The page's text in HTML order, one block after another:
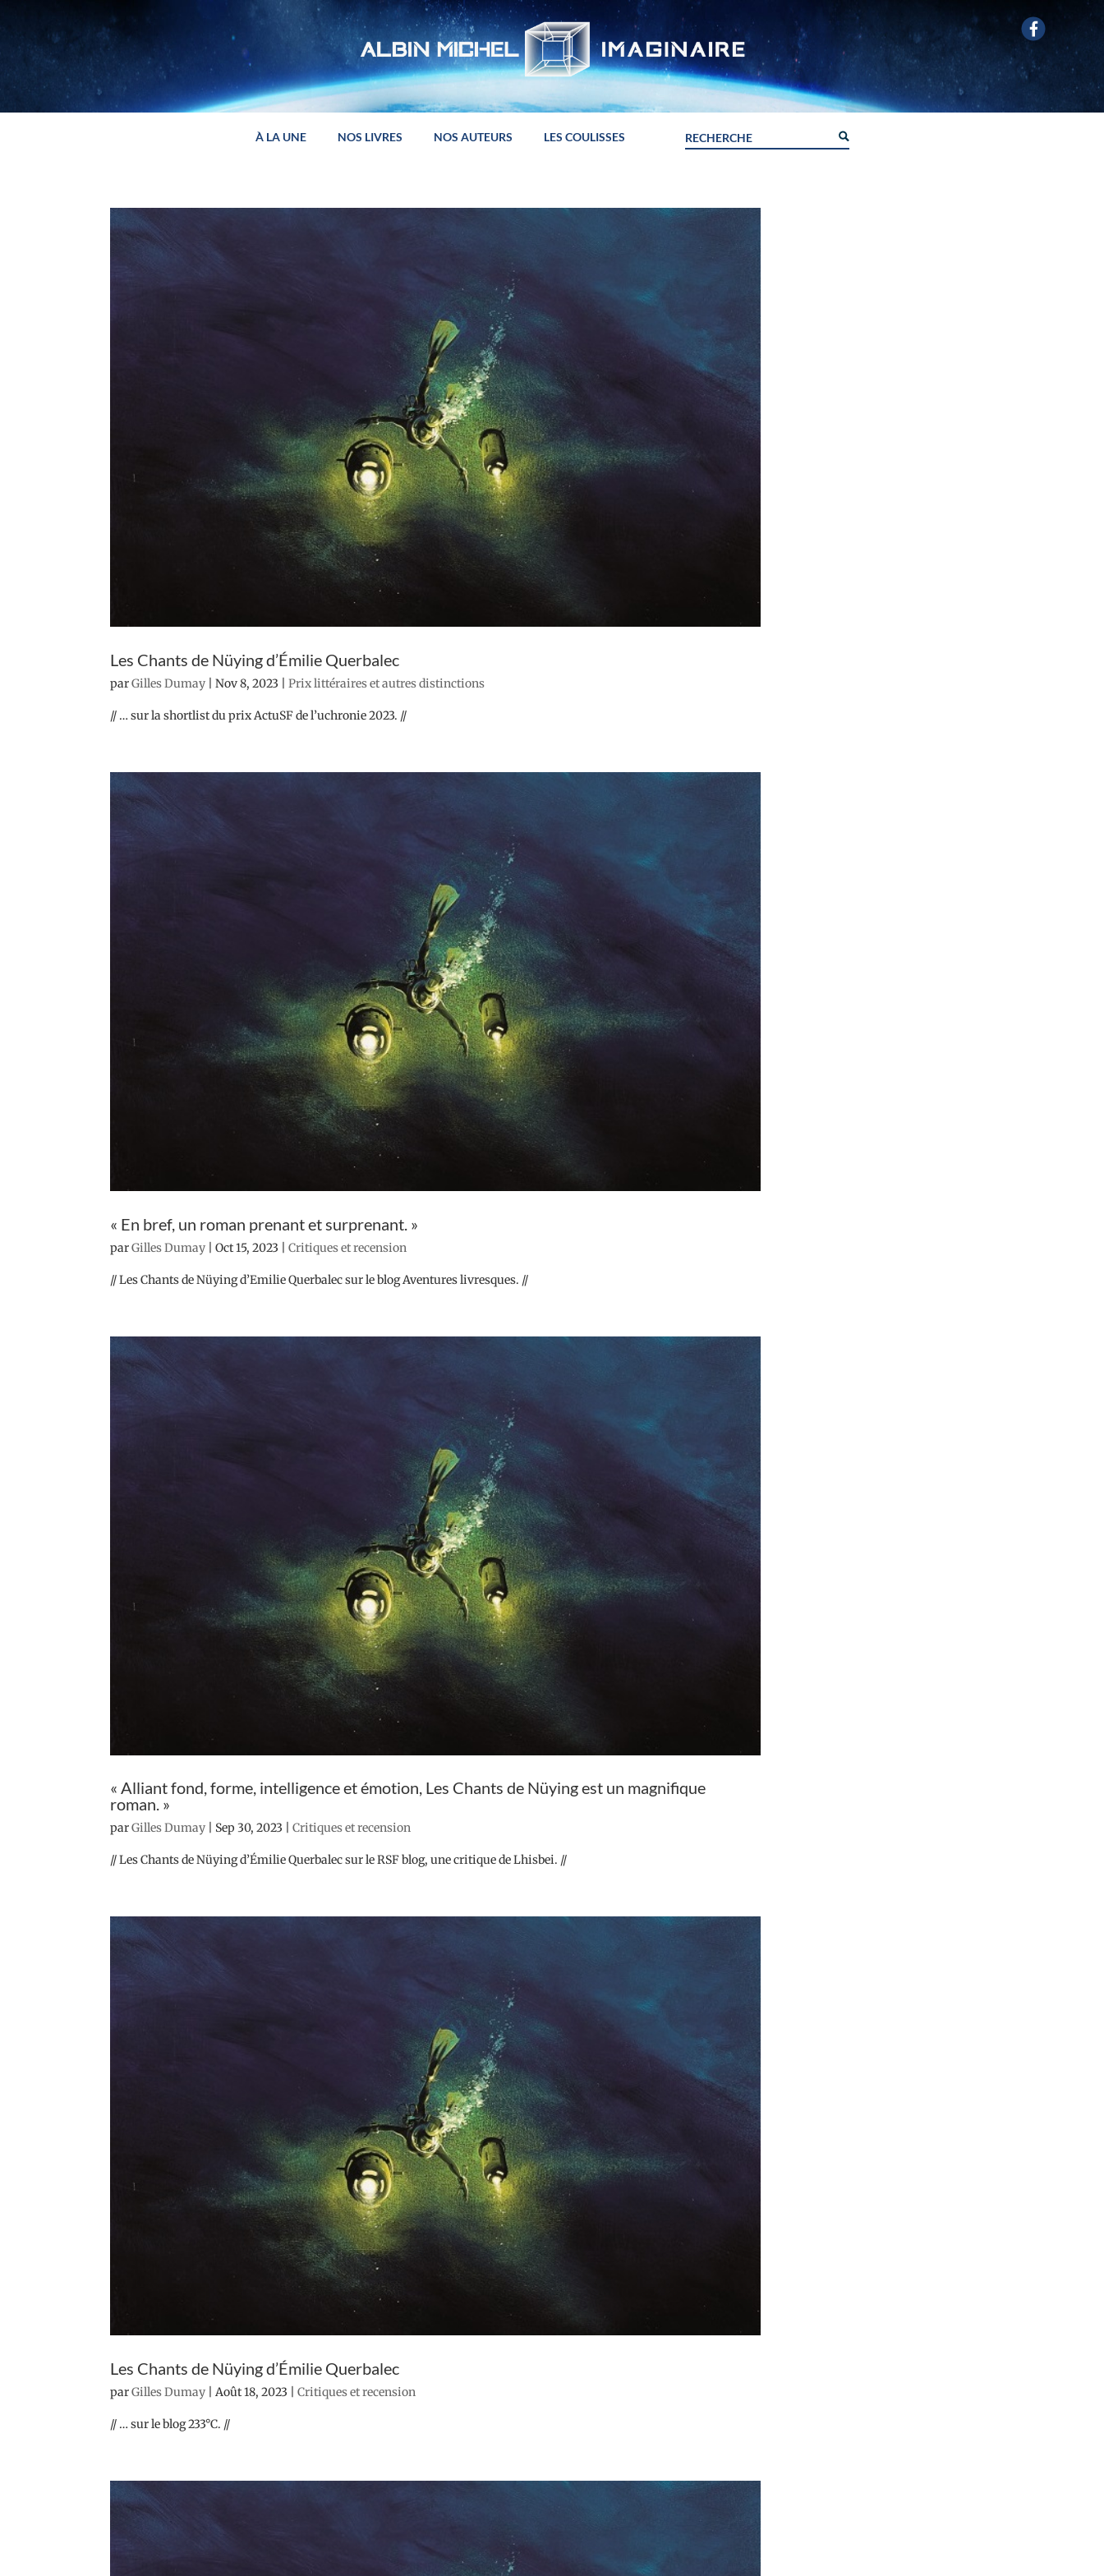
À LA UNE NOS LIVRES NOS AUTEURS LES COULISSES
Les Chants de Nüying d’Émilie Querbalec
parGilles Dumay |Nov 8, 2023 |Prix littéraires et autres distinctions
// … sur la shortlist du prix ActuSF de l’uchronie 2023. //
« En bref, un roman prenant et surprenant. »
parGilles Dumay |Oct 15, 2023 |Critiques et recension
// Les Chants de Nüying d’Emilie Querbalec sur le blog Aventures livresques. //
« Alliant fond, forme, intelligence et émotion, Les Chants de Nüying est un magnifique
roman. »
parGilles Dumay Sep 30, 2023 |Critiques et recension
// Les Chants de Nüying d’Émilie Querbalec sur le RSF blog, une critique de Lhisbei. //
Les Chants de Nüying d’Émilie Querbalec
parGilles Dumay |Août 18, 2023 |Critiques et recension
// … sur le blog 233°C. //